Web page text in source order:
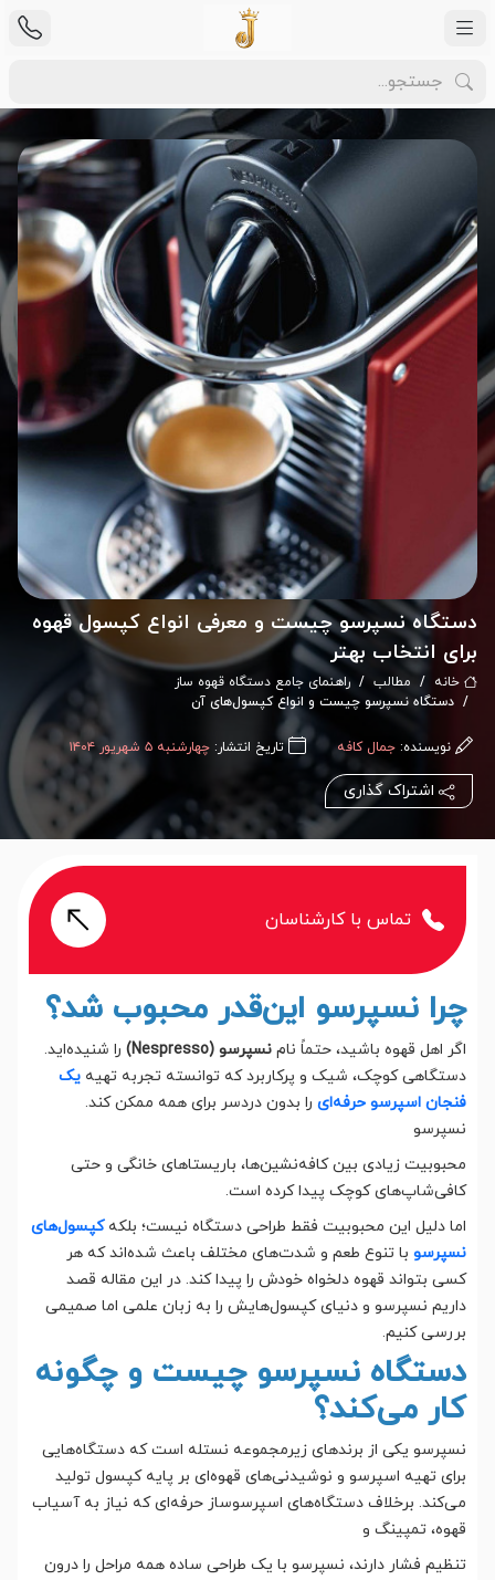
دستگاه نسپرسو چیست و معرفی انواع کپسول قهوه
برای انتخاب بهتر
خانه مطالب
راهنمای جامع دستگاه قهوه ساز
دستگاه نسپرسو چیست و انواع کپسول‌های آن
نویسنده: جمال کافه تاریخ انتشار: چهارشنبه ۵ شهریور ۱۴۰۴
اشتراک گذاری
تماس با کارشناسان
چرا نسپرسو این‌قدر محبوب شد؟
اگر اهل قهوه باشید، حتماً نام نسپرسو (Nespresso)
را شنیده‌اید.
دستگاهی کوچک، شیک و پرکاربرد که توانسته تجربه تهیه یک
فنجان اسپرسو حرفه‌ای را بدون دردسر برای همه ممکن کند.
نسپرسو
محبوبیت زیادی بین کافه‌نشین‌ها، باریستاهای خانگی و حتی
کافی‌شاپ‌های کوچک پیدا کرده است.
اما دلیل این محبوبیت فقط طراحی دستگاه نیست؛ بلکهکپسول‌های
نسپرسو با تنوع طعم و شدت‌های مختلف باعث شده‌اند که هر
کسی بتواند قهوه دلخواه خودش را پیدا کند. در این مقاله قصد
داریم نسپرسو و دنیای کپسول‌هایش را به زبان علمی اما صمیمی
بررسی کنیم.
دستگاه نسپرسو چیست و چگونه
کار می‌کند؟
نسپرسو یکی از برندهای زیرمجموعه نستله است که دستگاه‌هایی
برای تهیه اسپرسو و نوشیدنی‌های قهوه‌ای بر پایه کپسول تولید
می‌کند. برخلاف دستگاه‌های اسپرسوساز حرفه‌ای که نیاز به آسیاب
قهوه، تمپینگ و
تنظیم فشار دارند، نسپرسو با یک طراحی ساده همه مراحل را درون